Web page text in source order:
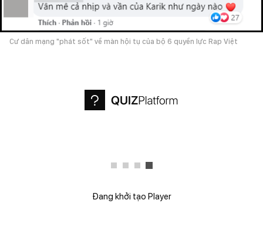
Cư dân mạng "phát sốt" về màn hội tụ của bộ 6 quyền lực Rap Việt
Đang khởi tạo Player